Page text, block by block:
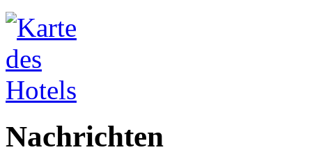
Nachrichten